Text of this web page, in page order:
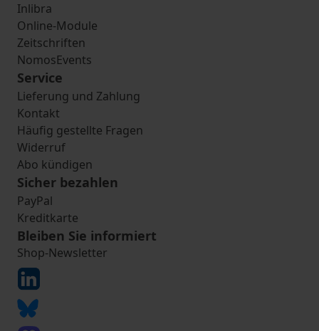
Inlibra
Online-Module
Zeitschriften
NomosEvents
Service
Lieferung und Zahlung
Kontakt
Häufig gestellte Fragen
Widerruf
Abo kündigen
Sicher bezahlen
PayPal
Kreditkarte
Bleiben Sie informiert
Shop-Newsletter